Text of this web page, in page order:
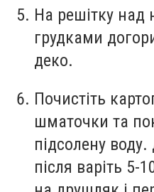
На решітку над
грудками
деко.
Почистіть
шматочки та
підсолену
після варіть 5-